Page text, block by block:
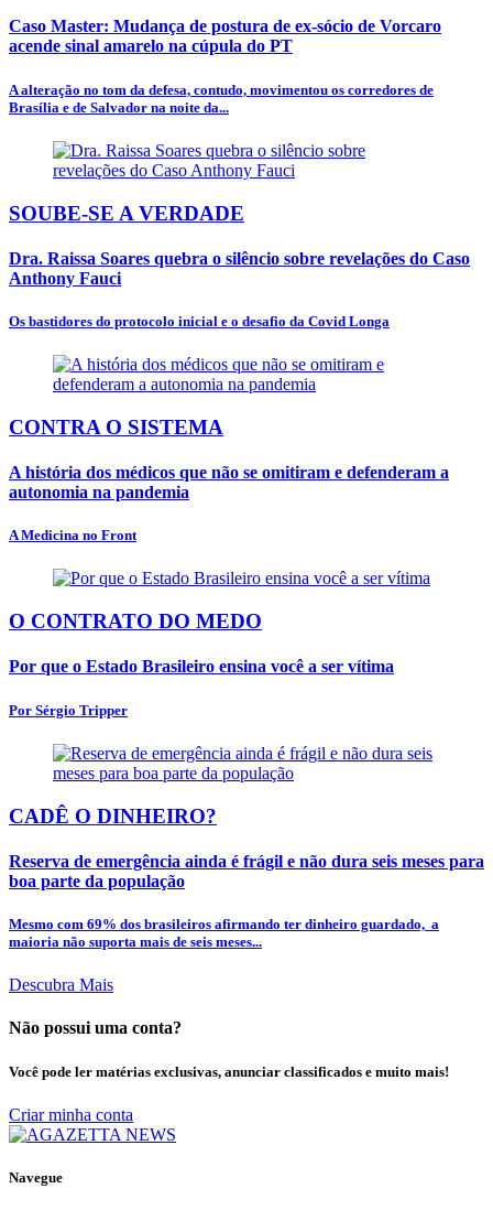
Caso Master: Mudança de postura de ex-sócio de Vorcaro
acende sinal amarelo na cúpula do PT
A alteração no tom da defesa, contudo, movimentou os corredores de
Brasília e de Salvador na noite da...
SOUBE-SE A VERDADE
Dra. Raissa Soares quebra o silêncio sobre revelações do Caso
Anthony Fauci
Os bastidores do protocolo inicial e o desafio da Covid Longa
CONTRA O SISTEMA
A história dos médicos que não se omitiram e defenderam a
autonomia na pandemia
A Medicina no Front
O CONTRATO DO MEDO
Por que o Estado Brasileiro ensina você a ser vítima
Por Sérgio Tripper
CADÊ O DINHEIRO?
Reserva de emergência ainda é frágil e não dura seis meses para
boa parte da população
Mesmo com 69% dos brasileiros afirmando ter dinheiro guardado, a
maioria não suporta mais de seis meses...
Descubra Mais
Não possui uma conta?
Você pode ler matérias exclusivas, anunciar classificados e muito mais!
Criar minha conta
Navegue